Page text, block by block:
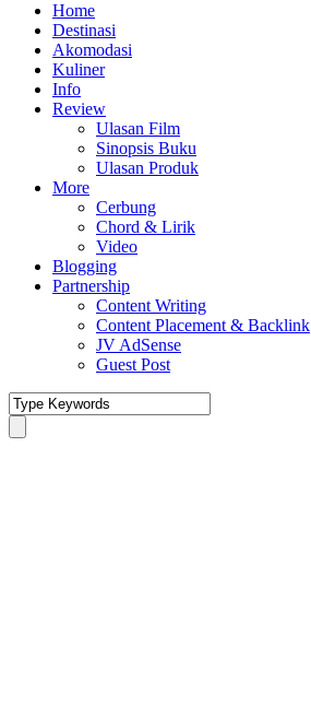
Home
Destinasi
Akomodasi
Kuliner
Info
Review
Ulasan Film
Sinopsis Buku
Ulasan Produk
More
Cerbung
Chord & Lirik
Video
Blogging
Partnership
Content Writing
Content Placement & Backlink
JV AdSense
Guest Post